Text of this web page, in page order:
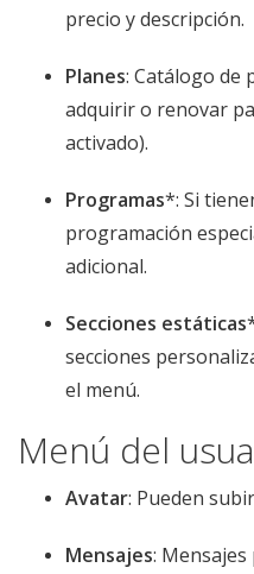
precio y descripción.
Planes: Catálogo de
adquirir o renovar
activado).
Programas*: Si
programación
adicional.
Secciones estáticas
secciones
el menú.
Menú del
Avatar: Pueden
Mensajes: